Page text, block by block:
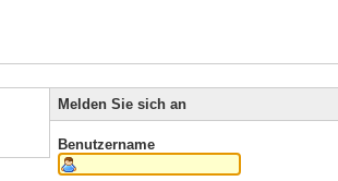
Melden Sie sich an
Benutzername